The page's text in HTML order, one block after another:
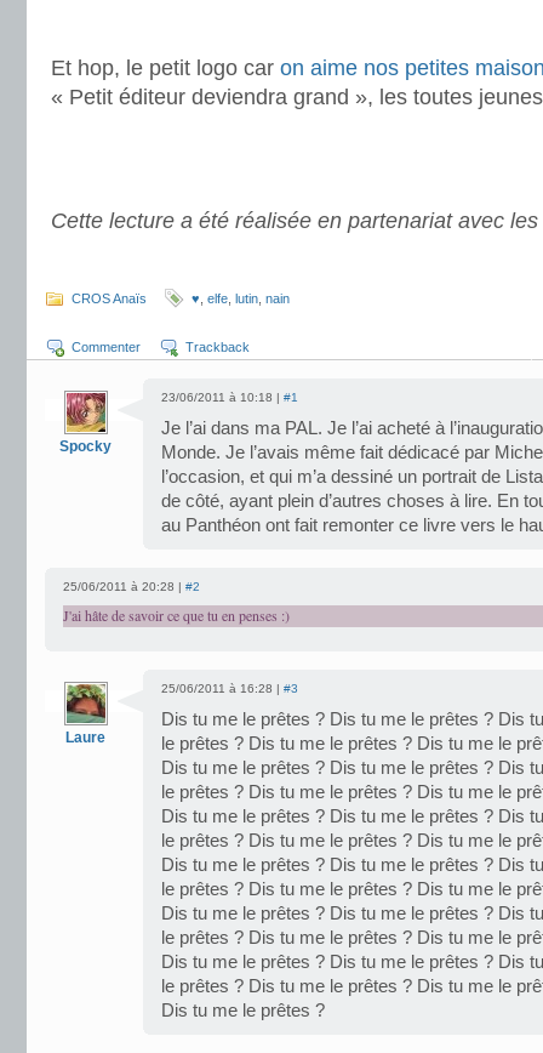
Et hop, le petit logo car on aime nos petites
« Petit éditeur deviendra grand », les toutes
Cette lecture a été réalisée en partenariat avec
CROS Anaïs ♥ elfe lutin nain
Commenter Trackback
Spocky
23/06/2011 à 10:18 | #1
Je l’ai dans ma PAL. Je l’ai acheté à
Monde. Je l’avais même fait dédicacé par
l’occasion, et qui m’a dessiné un portrait de
de côté, ayant plein d’autres choses à lire. En
au Panthéon ont fait remonter ce livre vers le
25/06/2011 à 20:28 | #2
J'ai hâte de savoir ce que tu en penses :)
Laure
25/06/2011 à 16:28 | #3
Dis tu me le prêtes ? Dis tu me le prêtes ? Dis
le prêtes ? Dis tu me le prêtes ? Dis tu me le
Dis tu me le prêtes ? Dis tu me le prêtes ? Dis
le prêtes ? Dis tu me le prêtes ? Dis tu me le
Dis tu me le prêtes ? Dis tu me le prêtes ? Dis
le prêtes ? Dis tu me le prêtes ? Dis tu me le
Dis tu me le prêtes ? Dis tu me le prêtes ? Dis
le prêtes ? Dis tu me le prêtes ? Dis tu me le
Dis tu me le prêtes ? Dis tu me le prêtes ? Dis
le prêtes ? Dis tu me le prêtes ? Dis tu me le
Dis tu me le prêtes ? Dis tu me le prêtes ? Dis
le prêtes ? Dis tu me le prêtes ? Dis tu me le
Dis tu me le prêtes ?